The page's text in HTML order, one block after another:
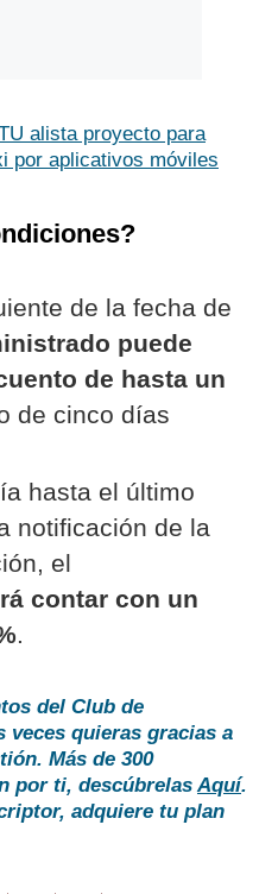
alista proyecto para
por aplicativos móviles
de la fecha de
puede
de hasta un
de cinco días
hasta el último
notificación de la
el
contar con un
.
del Club de
veces quieras gracias a
Más de 300
por ti, descúbrelasAquí.
adquiere tu plan